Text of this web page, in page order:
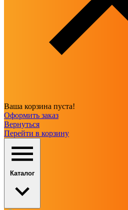
Ваша корзина пуста!
Оформить заказ
Вернуться
Перейти в корзину
Каталог